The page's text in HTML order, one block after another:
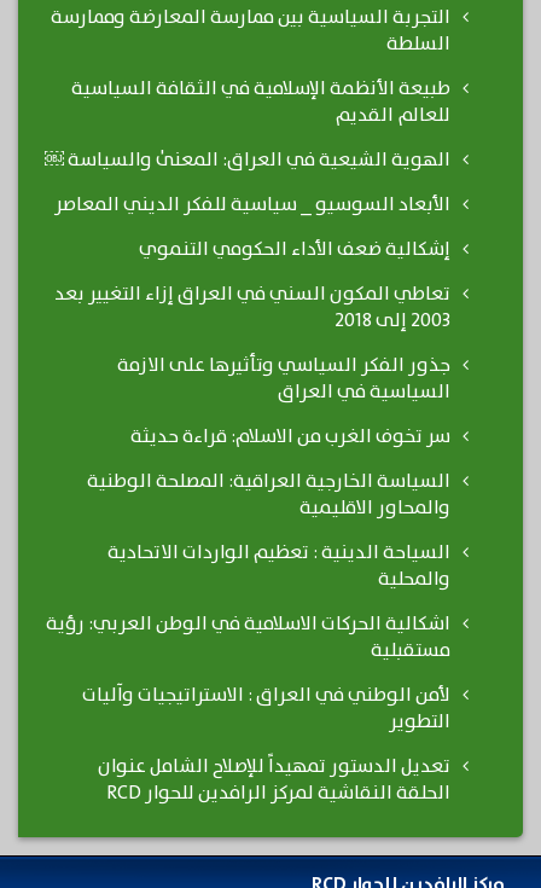
التجربة السياسية بين ممارسة المعارضة وممارسة
السلطة
طبيعة الأنظمة الإسلامية في الثقافة السياسية
للعالم القديم
الهوية الشيعية في العراق: المعنىٰ والسياسة ￼
الأبعاد السوسيو _ سياسية للفكر الديني المعاصر
إشكالية ضعف الأداء الحكومي التنموي
تعاطي المكون السني في العراق إزاء التغيير بعد
2003 إلى 2018
جذور الفكر السياسي وتأثيرها على الازمة
السياسية في العراق
سر تخوف الغرب من الاسلام: قراءة حديثة
السياسة الخارجية العراقية: المصلحة الوطنية
والمحاور الاقليمية
السياحة الدينية : تعظيم الواردات الاتحادية
والمحلية
اشكالية الحركات الاسلامية في الوطن العربي: رؤية
مستقبلية
لأمن الوطني في العراق : الاستراتيجيات وآليات
التطوير
تعديل الدستور تمهيداً للإصلاح الشامل عنوان
الحلقة النقاشية لمركز الرافدين للحوار RCD